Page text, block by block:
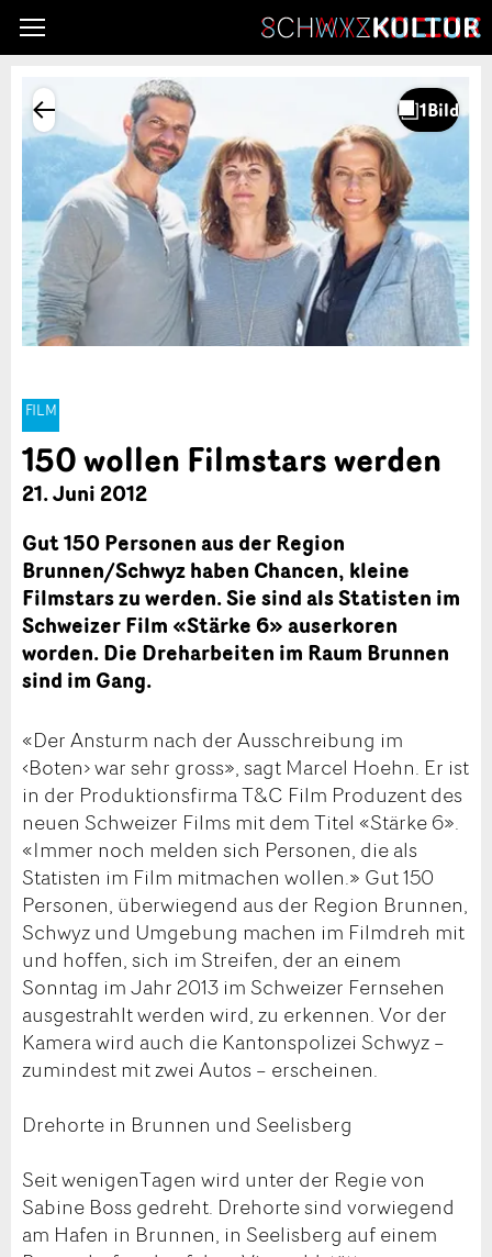
FILM
150 wollen Filmstars werden
21. Juni 2012
Gut 150 Personen aus der Region
Brunnen/Schwyz haben Chancen, kleine
Filmstars zu werden. Sie sind als Statisten im
Schweizer Film «Stärke 6» auserkoren
worden. Die Dreharbeiten im Raum Brunnen
sind im Gang.
«Der Ansturm nach der Ausschreibung im
‹Boten› war sehr gross», sagt Marcel Hoehn. Er ist
in der Produktionsfirma T&C Film Produzent des
neuen Schweizer Films mit dem Titel «Stärke 6».
«Immer noch melden sich Personen, die als
Statisten im Film mitmachen wollen.» Gut 150
Personen, überwiegend aus der Region Brunnen,
Schwyz und Umgebung machen im Filmdreh mit
und hoffen, sich im Streifen, der an einem
Sonntag im Jahr 2013 im Schweizer Fernsehen
ausgestrahlt werden wird, zu erkennen. Vor der
Kamera wird auch die Kantonspolizei Schwyz –
zumindest mit zwei Autos – erscheinen.
Drehorte in Brunnen und Seelisberg
Seit wenigenTagen wird unter der Regie von
Sabine Boss gedreht. Drehorte sind vorwiegend
am Hafen in Brunnen, in Seelisberg auf einem